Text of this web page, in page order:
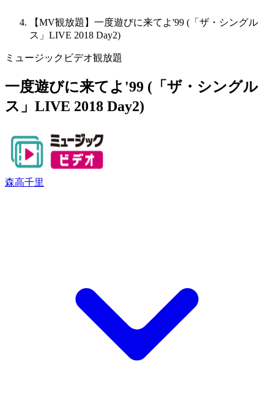
【MV観放題】一度遊びに来てよ'99 (「ザ・シングル
ス」LIVE 2018 Day2)
ミュージックビデオ観放題
一度遊びに来てよ'99 (「ザ・シングル
ス」LIVE 2018 Day2)
森高千里